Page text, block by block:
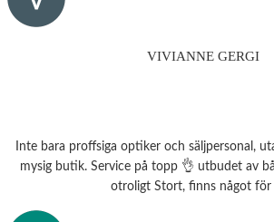
VIVIANNE GERGI
Inte bara proffsiga optiker och säljpersonal,
mysig butik. Service på topp 👌 utbudet av
otroligt Stort, finns något för